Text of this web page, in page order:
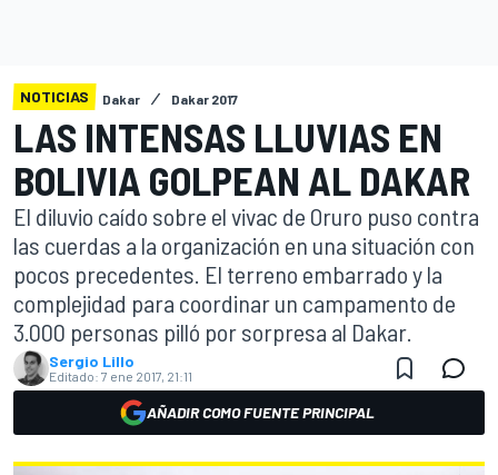
NOTICIAS Dakar Dakar 2017
LAS INTENSAS LLUVIAS EN
BOLIVIA GOLPEAN AL DAKAR
El diluvio caído sobre el vivac de Oruro puso contra
las cuerdas a la organización en una situación con
pocos precedentes. El terreno embarrado y la
complejidad para coordinar un campamento de
3.000 personas pilló por sorpresa al Dakar.
Sergio Lillo
Editado: 7 ene 2017, 21:11
AÑADIR COMO FUENTE PRINCIPAL